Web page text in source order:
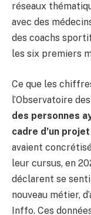
réseaux
avec des
des coachs
les six premiers
Ce que les
l’Observatoire
des personnes
cadre d’un
avaient
leur cursus, en
déclarent se
nouveau métier,
Inffo. Ces